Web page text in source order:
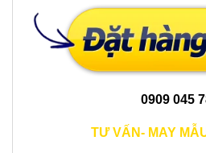
0909 045
TƯ VẤN- MAY